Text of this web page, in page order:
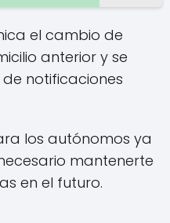
el cambio de
anterior y se
notificaciones
los autónomos ya
mantenerte
en el futuro.